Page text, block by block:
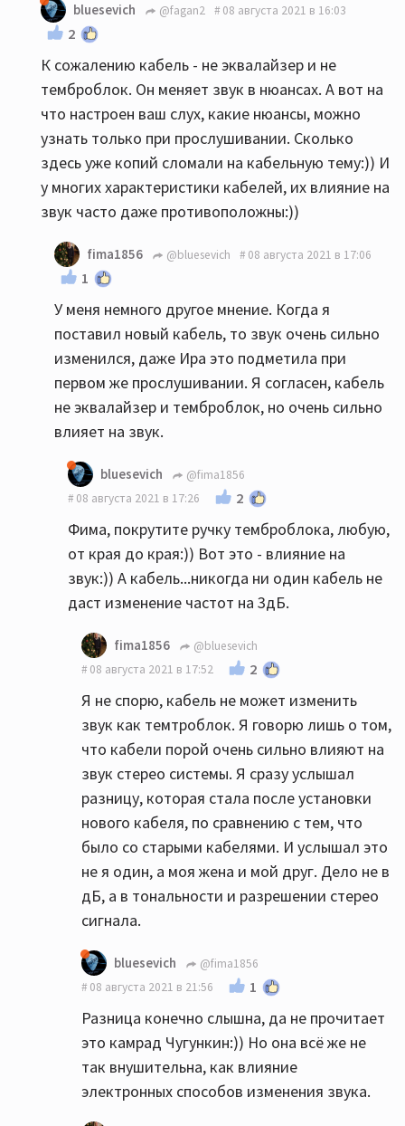
bluesevich @fagan2 08 августа 2021 в 16:03
2
К сожалению кабель - не эквалайзер и не
темброблок. Он меняет звук в нюансах. А вот на
что настроен ваш слух, какие нюансы, можно
узнать только при прослушивании. Сколько
здесь уже копий сломали на кабельную тему:)) И
у многих характеристики кабелей, их влияние на
звук часто даже противоположны:))
fima1856 @bluesevich 08 августа 2021 в 17:06
1
У меня немного другое мнение. Когда я
поставил новый кабель, то звук очень сильно
изменился, даже Ира это подметила при
первом же прослушивании. Я согласен, кабель
не эквалайзер и темброблок, но очень сильно
влияет на звук.
bluesevich
@fima1856
08 августа 2021 в 17:26
2
Фима, покрутите ручку темброблока, любую,
от края до края:)) Вот это - влияние на
звук:)) А кабель...никогда ни один кабель не
даст изменение частот на 3дБ.
fima1856
@bluesevich
08 августа 2021 в 17:52
2
Я не спорю, кабель не может изменить
звук как темтроблок. Я говорю лишь о том,
что кабели порой очень сильно влияют на
звук стерео системы. Я сразу услышал
разницу, которая стала после установки
нового кабеля, по сравнению с тем, что
было со старыми кабелями. И услышал это
не я один, а моя жена и мой друг. Дело не в
дБ, а в тональности и разрешении стерео
сигнала.
bluesevich
@fima1856
08 августа 2021 в 21:56
1
Разница конечно слышна, да не прочитает
это камрад Чугункин:)) Но она всё же не
так внушительна, как влияние
электронных способов изменения звука.